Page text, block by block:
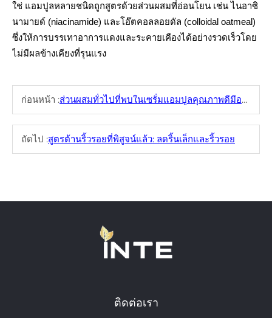
ใช่ แอมปูลหลายชนิดถูกสูตรด้วยส่วนผสมที่อ่อนโยน เช่น ไนอาซิ
นามายด์ (niacinamide) และโอ๊ตคอลลอยดัล (colloidal oatmeal)
ซึ่งให้การบรรเทาอาการแดงและระคายเคืองได้อย่างรวดเร็วโดย
ไม่มีผลข้างเคียงที่รุนแรง
ก่อนหน้า :ส่วนผสมทั่วไปที่พบในเซรั่มแอมปูลคุณภาพดีมีอะไรบ้าง
ถัดไป :สูตรต้านริ้วรอยที่พิสูจน์แล้ว: ลดริ้นเล็กและริ้วรอย
ติดต่อเรา